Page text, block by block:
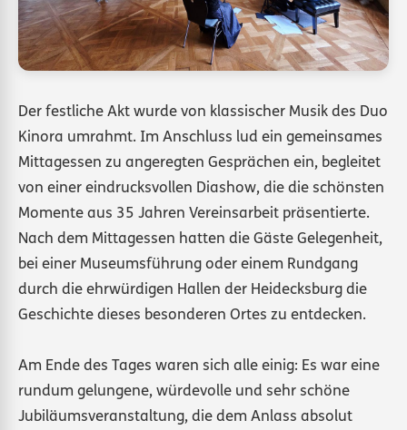
Der festliche Akt wurde von klassischer Musik des Duo
Kinora umrahmt. Im Anschluss lud ein gemeinsames
Mittagessen zu angeregten Gesprächen ein, begleitet
von einer eindrucksvollen Diashow, die die schönsten
Momente aus 35 Jahren Vereinsarbeit präsentierte.
Nach dem Mittagessen hatten die Gäste Gelegenheit,
bei einer Museumsführung oder einem Rundgang
durch die ehrwürdigen Hallen der Heidecksburg die
Geschichte dieses besonderen Ortes zu entdecken.
Am Ende des Tages waren sich alle einig: Es war eine
rundum gelungene, würdevolle und sehr schöne
Jubiläumsveranstaltung, die dem Anlass absolut